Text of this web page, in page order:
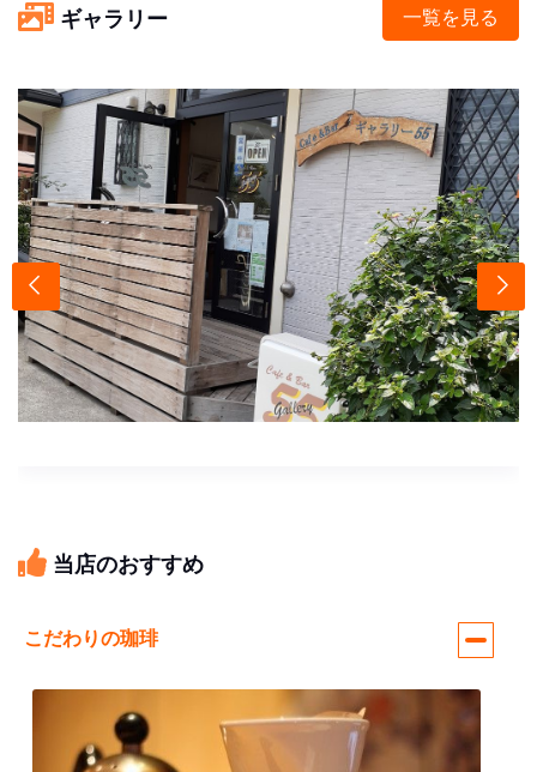
ギャラリー 一覧を見る
当店のおすすめ
こだわりの珈琲